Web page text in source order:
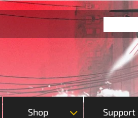
Shop Support